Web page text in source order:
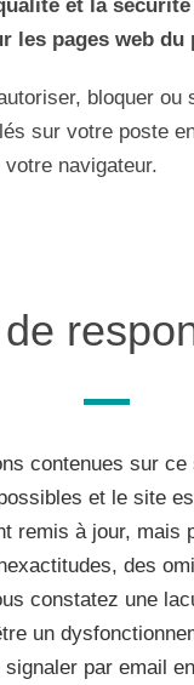
et la
les pages web du
bloquer ou
sur votre poste
navigateur.
contenues sur
et le site
remis à jour, mais
des
constatez une
un
signaler par email